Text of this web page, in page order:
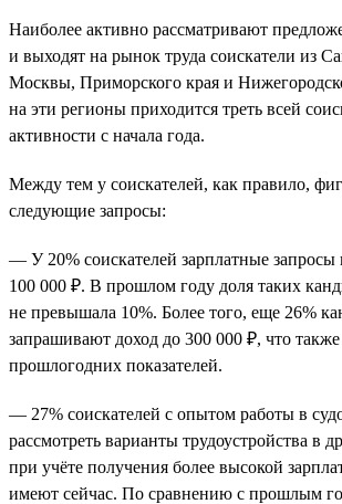
Наиболее активно рассматривают
и выходят на рынок труда соискатели из
Москвы, Приморского края и
на эти регионы приходится треть всей
активности с начала года.
Между тем у соискателей, как правило,
следующие запросы:
— У 20% соискателей зарплатные запросы
100 000 ₽. В прошлом году доля таких
не превышала 10%. Более того, еще 26%
запрашивают доход до 300 000 ₽, что
прошлогодних показателей.
— 27% соискателей с опытом работы в
рассмотреть варианты трудоустройства в
при учёте получения более высокой
имеют сейчас. По сравнению с прошлым